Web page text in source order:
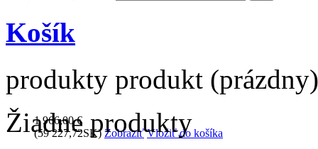
1 966,00 €
(59 227,72SK)Zobraziť Vložiť do košíka
Košík
produkty produkt (prázdny)
Žiadne produkty